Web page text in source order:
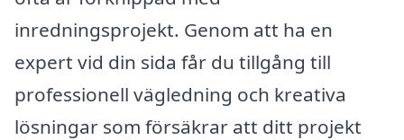
inredningsprojekt. Genom att ha en
expert vid din sida får du tillgång till
professionell vägledning och kreativa
lösningar som försäkrar att ditt projekt